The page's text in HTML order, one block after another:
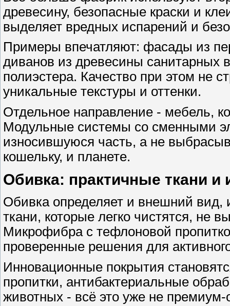
древесину, безопасные краски и
выделяет вредных испарений и
Примеры впечатляют: фасады из
диванов из древесины санитарных
полиэстера. Качество при этом не
уникальные текстуры и оттенки.
Отдельное направление - мебель,
Модульные системы со сменными
износившуюся часть, а не
кошельку, и планете.
Обивка: практичные ткани
Обивка определяет и внешний вид,
ткани, которые легко чистятся, не
Микрофибра с тефлоновой
проверенные решения для
Инновационные покрытия
пропитки, антибактериальные
животных - всё это уже не премиум-